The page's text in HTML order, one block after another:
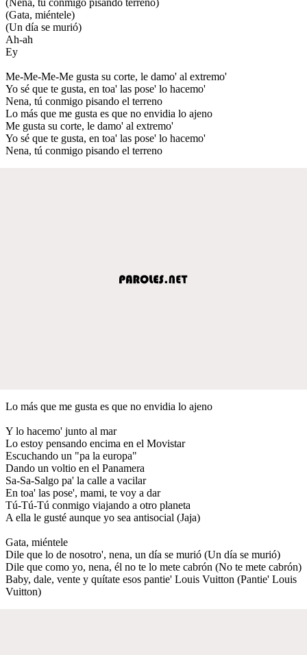
(Gata, miéntele)
(Un día se murió)
Ah-ah
Ey
Me-Me-Me-Me gusta su corte, le damo' al extremo'
Yo sé que te gusta, en toa' las pose' lo hacemo'
Nena, tú conmigo pisando el terreno
Lo más que me gusta es que no envidia lo ajeno
Me gusta su corte, le damo' al extremo'
Yo sé que te gusta, en toa' las pose' lo hacemo'
Nena, tú conmigo pisando el terreno
Lo más que me gusta es que no envidia lo ajeno
Y lo hacemo' junto al mar
Lo estoy pensando encima en el Movistar
Escuchando un "pa la europa"
Dando un voltio en el Panamera
Sa-Sa-Salgo pa' la calle a vacilar
En toa' las pose', mami, te voy a dar
Tú-Tú-Tú conmigo viajando a otro planeta
A ella le gusté aunque yo sea antisocial (Jaja)
Gata, miéntele
Dile que lo de nosotro', nena, un día se murió (Un día se murió)
Dile que como yo, nena, él no te lo mete cabrón (No te mete cabrón)
Baby, dale, vente y quítate esos pantie' Louis Vuitton (Pantie' Louis
Vuitton)